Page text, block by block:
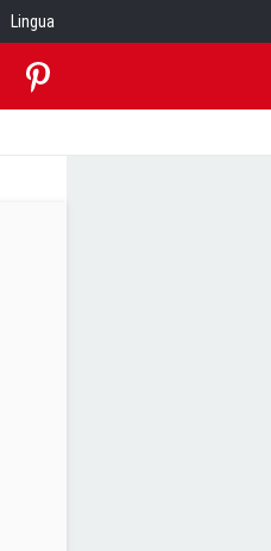
Lingua